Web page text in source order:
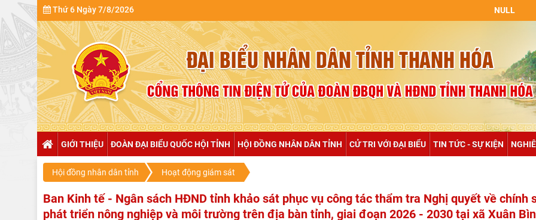
Thứ 6 Ngày 7/8/2026
GIỚI THIỆU ĐOÀN ĐẠI BIỂU QUỐC HỘI TỈNH HỘI ĐỒNG NHÂN DÂN TỈNH CỬ TRI VỚI ĐẠI BIỂU TIN TỨC - SỰ KIỆN
Hội đồng nhân dân tỉnh Hoạt động giám sát
Ban Kinh tế - Ngân sách HĐND tỉnh khảo sát phục vụ công tác thẩm tra Nghị quyết về chính
phát triển nông nghiệp và môi trường trên địa bàn tỉnh, giai đoạn 2026 - 2030 tại xã Xuân